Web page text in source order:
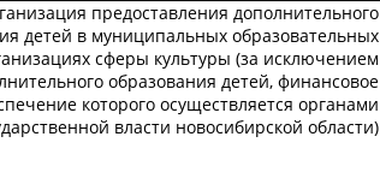
предоставления дополнительного
детей в муниципальных образовательных
сферы культуры (за исключением
образования детей, финансовое
которого осуществляется органами
власти новосибирской области)